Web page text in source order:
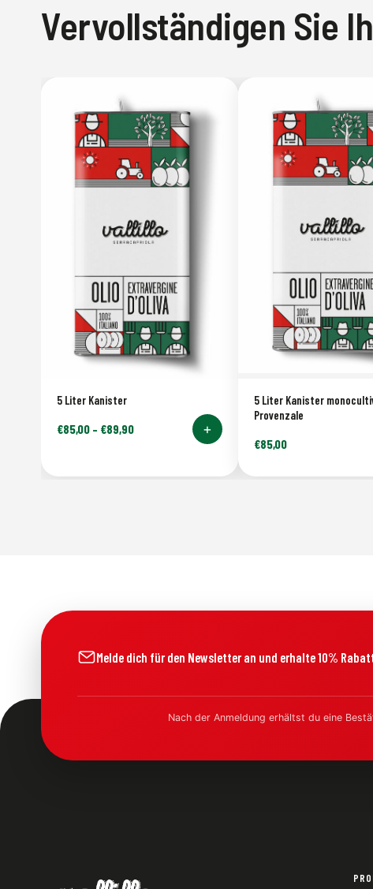
Vervollständigen Sie
5 Liter Kanister
€85,00 – €89,90 +
5 Liter Kanister
Provenzale
€85,00
Melde dich für den Newsletter an und erhalte 10%
Nach der Anmeldung erhältst du eine